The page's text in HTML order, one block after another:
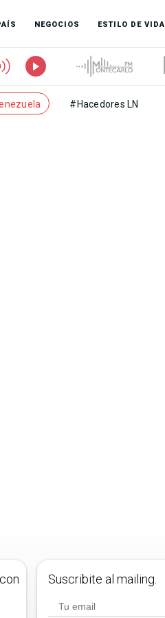
NEGOCIOS ESTILO DE VIDA
#Hacedores LN
Suscribite al mailing.